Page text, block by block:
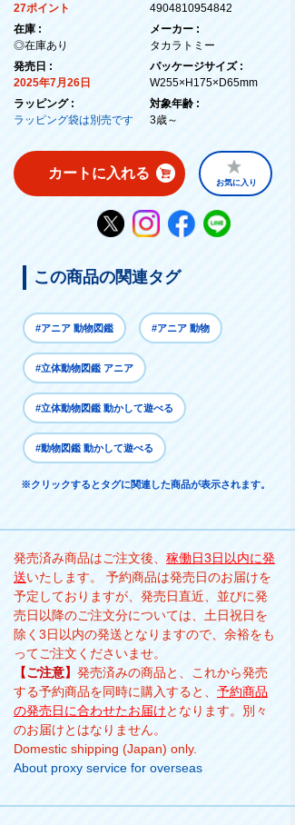
27ポイント
在庫 :
◎在庫あり
発売日 :
2025年7月26日
ラッピング :
ラッピング袋は別売です
4904810954842
メーカー :
タカラトミー
パッケージサイズ :
W255×H175×D65mm
対象年齢 :
3歳～
カートに入れる
お気に入り
この商品の関連タグ
#アニア 動物図鑑 #アニア 動物
#立体動物図鑑 アニア
#立体動物図鑑 動かして遊べる
#動物図鑑 動かして遊べる
※クリックするとタグに関連した商品が表示されます。
発売済み商品はご注文後、 稼働日3日以内に発
送いたします。 予約商品は発売日のお届けを
予定しておりますが、発売日直近、並びに発
売日以降のご注文分については、土日祝日を
除く3日以内の発送となりますので、余裕をも
ってご注文くださいませ。
【ご注意】 発売済みの商品と、これから発売
する予約商品を同時に購入すると、 予約商品
の発売日に合わせたお届けとなります。別々
のお届けとはなりません。
Domestic shipping (Japan) only.
About proxy service for overseas